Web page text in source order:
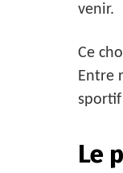
venir.
Ce
Entre
sportif
Le